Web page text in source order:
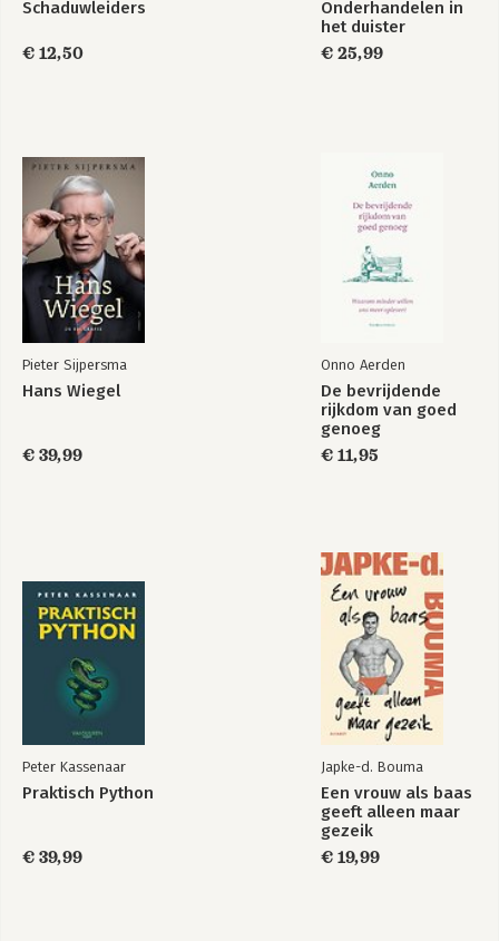
Schaduwleiders
€ 12,50
Onderhandelen in
het duister
€ 25,99
Pieter Sijpersma
Hans Wiegel
€ 39,99
Onno Aerden
De bevrijdende
rijkdom van goed
genoeg
€ 11,95
Peter Kassenaar
Praktisch Python
€ 39,99
Japke-d. Bouma
Een vrouw als baas
geeft alleen maar
gezeik
€ 19,99